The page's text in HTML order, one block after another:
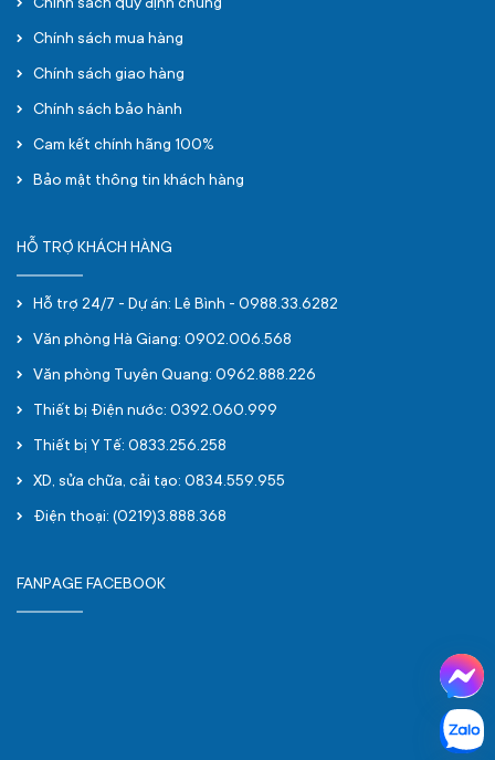
Chính sách quy định chung
Chính sách mua hàng
Chính sách giao hàng
Chính sách bảo hành
Cam kết chính hãng 100%
Bảo mật thông tin khách hàng
HỖ TRỢ KHÁCH HÀNG
Hỗ trợ 24/7 - Dự án: Lê Bình - 0988.33.6282
Văn phòng Hà Giang: 0902.006.568
Văn phòng Tuyên Quang: 0962.888.226
Thiết bị Điện nước: 0392.060.999
Thiết bị Y Tế: 0833.256.258
XD, sửa chữa, cải tạo: 0834.559.955
Điện thoại: (0219)3.888.368
FANPAGE FACEBOOK